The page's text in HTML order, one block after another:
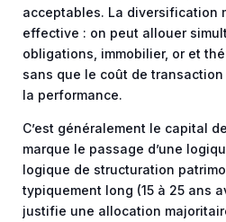
acceptables. La diversification
effective : on peut allouer
obligations, immobilier, or et
sans que le coût de
la performance.
C’est généralement le capital
marque le passage d’une
logique de structuration
typiquement long (15 à 25 ans
justifie une allocation